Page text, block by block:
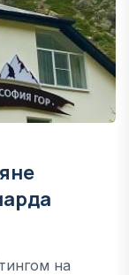
на